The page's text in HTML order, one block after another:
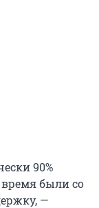
90%
были со
—